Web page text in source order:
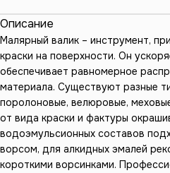
Описание
Малярный валик – инструмент,
краски на поверхности. Он
обеспечивает равномерное
материала. Существуют разные
поролоновые, велюровые,
от вида краски и фактуры
водоэмульсионных составов
ворсом, для алкидных эмалей
короткими ворсинками.